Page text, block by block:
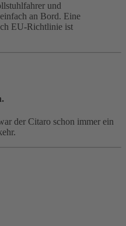
und
an Bord. Eine
EU-Richtlinie ist
der Citaro schon immer ein